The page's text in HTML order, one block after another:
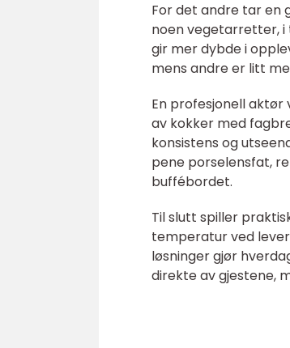
For det andre tar en
noen vegetarretter, i
gir mer dybde i
mens andre er litt
En profesjonell aktør
av kokker med
konsistens og
pene porselensfat,
buffébordet.
Til slutt spiller
temperatur ved
løsninger gjør
direkte av gjestene,